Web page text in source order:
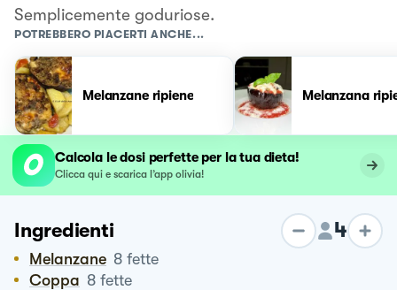
Semplicemente goduriose.
POTREBBERO PIACERTI ANCHE...
Melanzane ripiene Melanzana
Calcola le dosi perfette per la tua dieta!
Clicca qui e scarica l’app olivia!
Ingredienti 4
Melanzane 8 fette
Coppa 8 fette